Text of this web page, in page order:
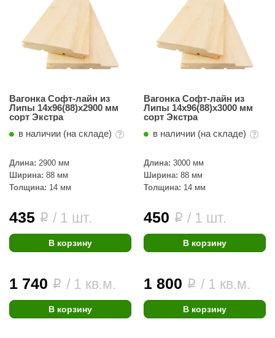
Вагонка Софт-лайн из
Липы 14х96(88)х2900 мм
сорт Экстра
в наличии (на складе)
Длина: 2900 мм
Ширина: 88 мм
Толщина: 14 мм
435 i / 1 шт.
В корзину
1 740 i / 1 кв.м.
В корзину
Вагонка Софт-лайн из
Липы 14х96(88)х3000 мм
сорт Экстра
в наличии (на складе)
Длина: 3000 мм
Ширина: 88 мм
Толщина: 14 мм
450 i / 1 шт.
В корзину
1 800 i / 1 кв.м.
В корзину